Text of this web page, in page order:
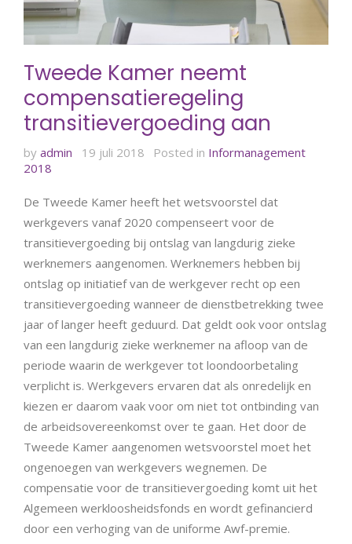
Tweede Kamer neemt
compensatieregeling
transitievergoeding aan
by admin 19 juli 2018 Posted in Informanagement
2018
De Tweede Kamer heeft het wetsvoorstel dat
werkgevers vanaf 2020 compenseert voor de
transitievergoeding bij ontslag van langdurig zieke
werknemers aangenomen. Werknemers hebben bij
ontslag op initiatief van de werkgever recht op een
transitievergoeding wanneer de dienstbetrekking twee
jaar of langer heeft geduurd. Dat geldt ook voor ontslag
van een langdurig zieke werknemer na afloop van de
periode waarin de werkgever tot loondoorbetaling
verplicht is. Werkgevers ervaren dat als onredelijk en
kiezen er daarom vaak voor om niet tot ontbinding van
de arbeidsovereenkomst over te gaan. Het door de
Tweede Kamer aangenomen wetsvoorstel moet het
ongenoegen van werkgevers wegnemen. De
compensatie voor de transitievergoeding komt uit het
Algemeen werkloosheidsfonds en wordt gefinancierd
door een verhoging van de uniforme Awf-premie.